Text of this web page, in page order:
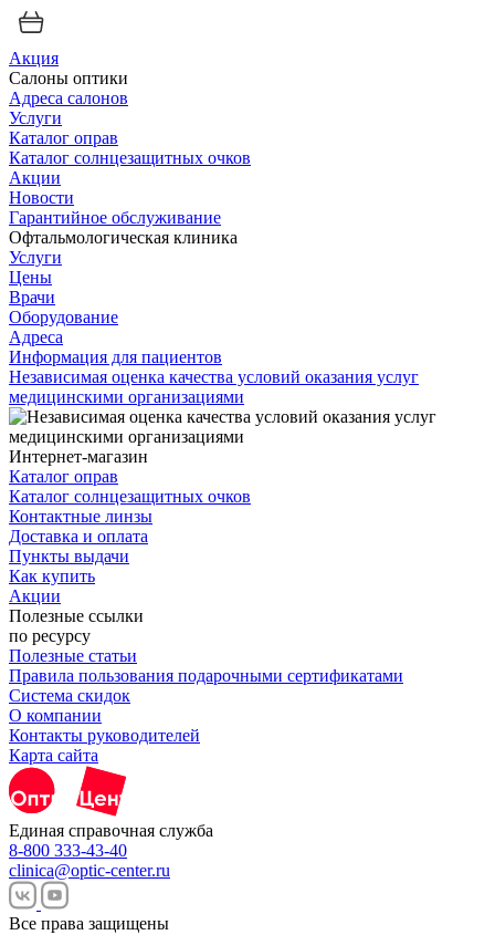
Акция
Салоны оптики
Адреса салонов
Услуги
Каталог оправ
Каталог солнцезащитных очков
Акции
Новости
Гарантийное обслуживание
Офтальмологическая клиника
Услуги
Цены
Врачи
Оборудование
Адреса
Информация для пациентов
Независимая оценка качества условий оказания услуг
медицинскими организациями
Интернет-магазин
Каталог оправ
Каталог солнцезащитных очков
Контактные линзы
Доставка и оплата
Пункты выдачи
Как купить
Акции
Полезные ссылки
по ресурсу
Полезные статьи
Правила пользования подарочными сертификатами
Система скидок
О компании
Контакты руководителей
Карта сайта
Единая справочная служба
8-800 333-43-40
clinica@optic-center.ru
Все права защищены